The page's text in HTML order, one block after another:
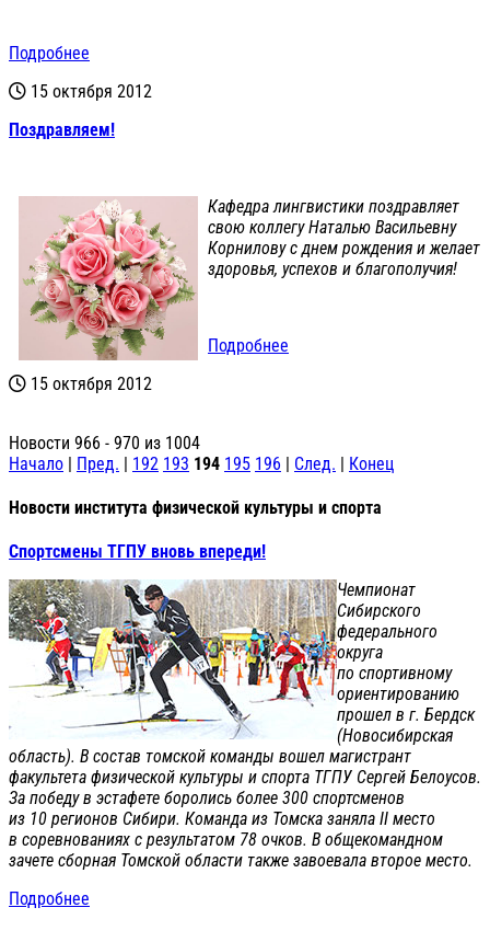
Подробнее
15 октября 2012
Поздравляем!
Кафедра лингвистики поздравляет
свою коллегу Наталью Васильевну
Корнилову с днем рождения и желает
здоровья, успехов и благополучия!
Подробнее
15 октября 2012
Новости 966 - 970 из 1004
Начало | Пред. | 192 193 194 195 196 | След. | Конец
Новости института физической культуры и спорта
Спортсмены ТГПУ вновь впереди!
Чемпионат
Сибирского
федерального
округа
по спортивному
ориентированию
прошел в г. Бердск
(Новосибирская
область). В состав томской команды вошел магистрант
факультета физической культуры и спорта ТГПУ Сергей Белоусов.
За победу в эстафете боролись более 300 спортсменов
из 10 регионов Сибири. Команда из Томска заняла II место
в соревнованиях с результатом 78 очков. В общекомандном
зачете сборная Томской области также завоевала второе место.
Подробнее